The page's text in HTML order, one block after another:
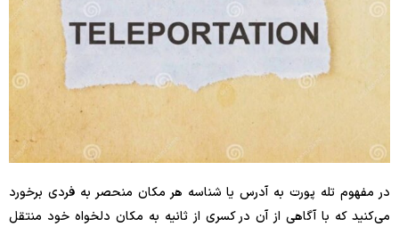
در مفهوم تله پورت به آدرس یا شناسه هر مکان منحصر به فردی برخورد
می‌کنید که با آگاهی از آن در کسری از ثانیه به مکان دلخواه خود منتقل